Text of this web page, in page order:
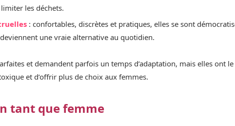
les déchets.
: confortables, discrètes et pratiques, elles se sont
une vraie alternative au quotidien.
et demandent parfois un temps d’adaptation, mais elles ont
et d’offrir plus de choix aux femmes.
tant que femme